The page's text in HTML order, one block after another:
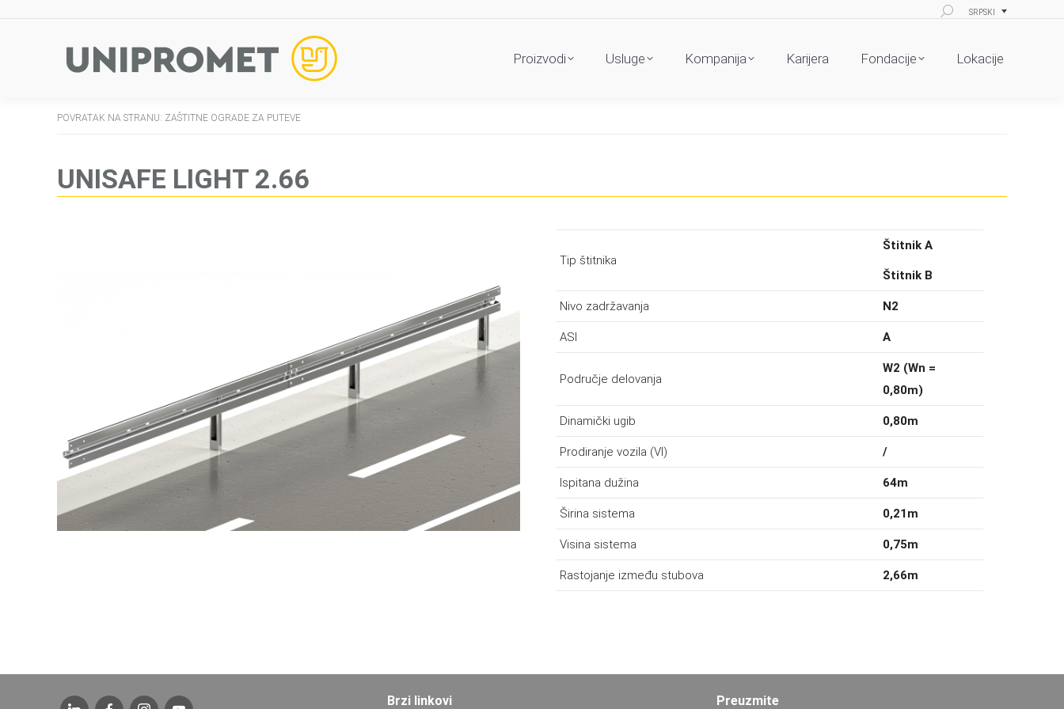
Search:SRPSKI
Proizvodi Usluge Kompanija Karijera Fondacije Lokacije
POVRATAK NA STRANU: ZAŠTITNE OGRADE ZA PUTEVE
UNISAFE LIGHT 2.66
Tip štitnika
Štitnik A
Štitnik B
Nivo zadržavanja N2
ASI A
Područje delovanja
W2 (Wn =
0,80m)
Dinamički ugib 0,80m
Prodiranje vozila (VI) /
Ispitana dužina 64m
Širina sistema 0,21m
Visina sistema 0,75m
Rastojanje između stubova 2,66m
Brzi linkovi Preuzmite